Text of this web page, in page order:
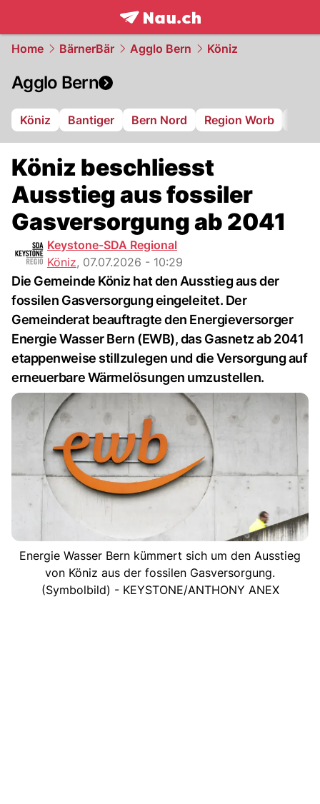
frontpage.NAU.ch
Home BärnerBär Agglo Bern Köniz
Agglo Bern
Köniz Bantiger Bern Nord Region Worb
Köniz beschliesst
Ausstieg aus fossiler
Gasversorgung ab 2041
Keystone-SDA Regional
Köniz, 07.07.2026 - 10:29
Die Gemeinde Köniz hat den Ausstieg aus der
fossilen Gasversorgung eingeleitet. Der
Gemeinderat beauftragte den Energieversorger
Energie Wasser Bern (EWB), das Gasnetz ab 2041
etappenweise stillzulegen und die Versorgung auf
erneuerbare Wärmelösungen umzustellen.
Energie Wasser Bern kümmert sich um den Ausstieg
von Köniz aus der fossilen Gasversorgung.
(Symbolbild) - KEYSTONE/ANTHONY ANEX